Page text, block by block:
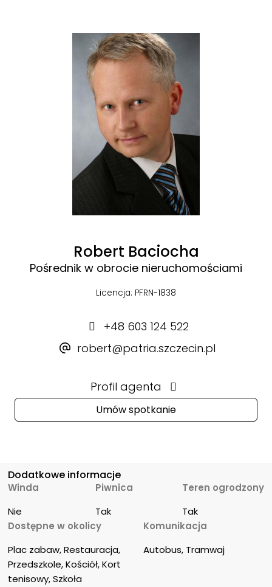
Robert Baciocha
Pośrednik w obrocie nieruchomościami
Licencja: PFRN-1838
+48 603 124 522
robert@patria.szczecin.pl
Profil agenta
Umów spotkanie
Dodatkowe informacje
Winda
Nie
Piwnica
Tak
Teren ogrodzony
Tak
Dostępne w okolicy
Plac zabaw, Restauracja,
Przedszkole, Kościół, Kort
tenisowy, Szkoła
Komunikacja
Autobus, Tramwaj